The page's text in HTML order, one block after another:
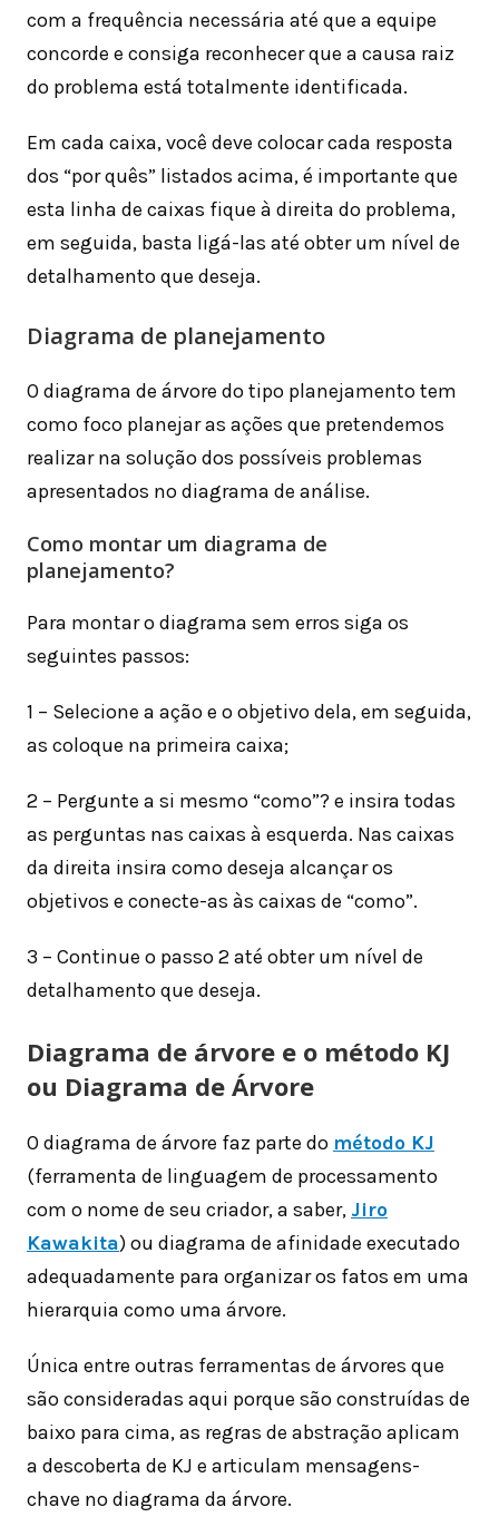
com a frequência necessária até que a equipe
concorde e consiga reconhecer que a causa raiz
do problema está totalmente identificada.
Em cada caixa, você deve colocar cada resposta
dos “por quês” listados acima, é importante que
esta linha de caixas fique à direita do problema,
em seguida, basta ligá-las até obter um nível de
detalhamento que deseja.
Diagrama de planejamento
O diagrama de árvore do tipo planejamento tem
como foco planejar as ações que pretendemos
realizar na solução dos possíveis problemas
apresentados no diagrama de análise.
Como montar um diagrama de
planejamento?
Para montar o diagrama sem erros siga os
seguintes passos:
1 – Selecione a ação e o objetivo dela, em seguida,
as coloque na primeira caixa;
2 – Pergunte a si mesmo “como”? e insira todas
as perguntas nas caixas à esquerda. Nas caixas
da direita insira como deseja alcançar os
objetivos e conecte-as às caixas de “como”.
3 – Continue o passo 2 até obter um nível de
detalhamento que deseja.
Diagrama de árvore e o método KJ
ou Diagrama de Árvore
O diagrama de árvore faz parte do método KJ
(ferramenta de linguagem de processamento
com o nome de seu criador, a saber, Jiro
Kawakita) ou diagrama de afinidade executado
adequadamente para organizar os fatos em uma
hierarquia como uma árvore.
Única entre outras ferramentas de árvores que
são consideradas aqui porque são construídas de
baixo para cima, as regras de abstração aplicam
a descoberta de KJ e articulam mensagens-
chave no diagrama da árvore.